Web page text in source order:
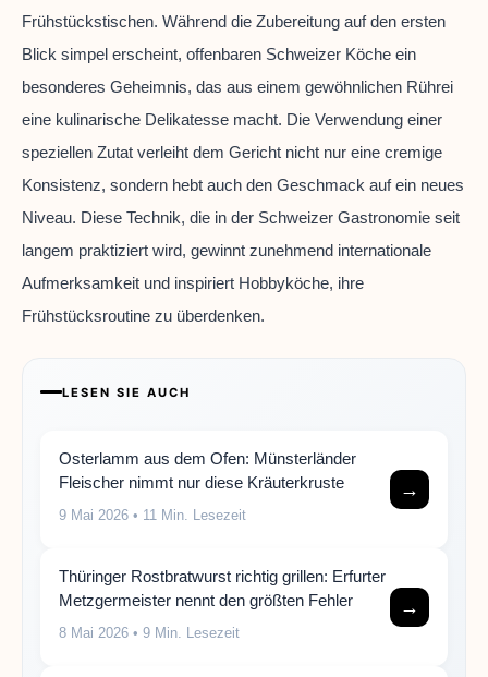
Frühstückstischen. Während die Zubereitung auf den ersten
Blick simpel erscheint, offenbaren Schweizer Köche ein
besonderes Geheimnis, das aus einem gewöhnlichen Rührei
eine kulinarische Delikatesse macht. Die Verwendung einer
speziellen Zutat verleiht dem Gericht nicht nur eine cremige
Konsistenz, sondern hebt auch den Geschmack auf ein neues
Niveau. Diese Technik, die in der Schweizer Gastronomie seit
langem praktiziert wird, gewinnt zunehmend internationale
Aufmerksamkeit und inspiriert Hobbyköche, ihre
Frühstücksroutine zu überdenken.
LESEN SIE AUCH
Osterlamm aus dem Ofen: Münsterländer
Fleischer nimmt nur diese Kräuterkruste
9 Mai 2026 • 11 Min. Lesezeit
→
Thüringer Rostbratwurst richtig grillen: Erfurter
Metzgermeister nennt den größten Fehler
8 Mai 2026 • 9 Min. Lesezeit
→